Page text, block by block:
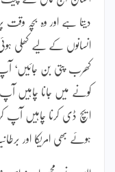
دیتا ہے اور وہ بچہ وقت
انسانوں کے لیے کھلی
کھرب پتی بن جائیں‘
کونے میں جانا چاہیں
ایچ ڈی کرنا چاہیں آپ
ہوئے بھی امریکا اور